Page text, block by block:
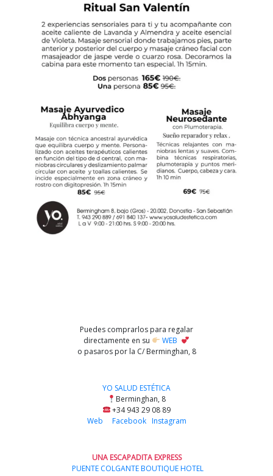
Puedes comprarlos para regalar
directamente en su
WEB
o pasaros por la C/ Berminghan, 8
YO SALUD ESTÉTICA
Berminghan, 8
+34943 29 08 89
Web
Facebook Instagram
UNA ESCAPADITA EXPRESS
PUENTE COLGANTE BOUTIQUE HOTEL